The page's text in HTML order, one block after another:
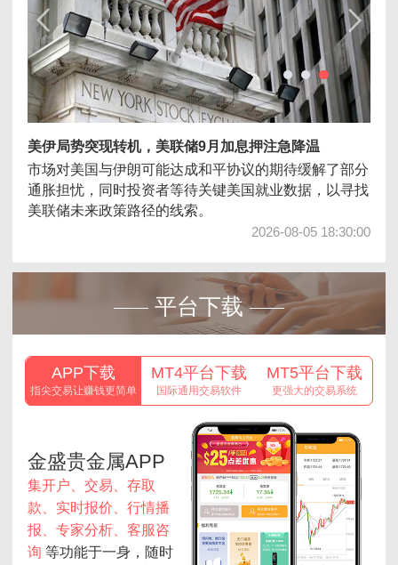
撑关键枢纽4305/4300，结构分水岭4295，上方同步压
制第一4365/4370，第二区间4385/4390区域。【个人
观点，仅供参考】
7月非农恐仅增8.3万，美联储降息预期再升温
美国7月就业增长预计仍将疲软，非农就业人数和失业
率可能维持相对稳定，但经济学家将重点关注表面数据
之外的指标，以判断劳动力市场的真实健康状况。
2026-08-07 10:09:00
平台下载
APP下载
指尖交易让赚钱更简单
MT4平台下载
国际通用交易软件
MT5平台下载
更强大的交易系统
金盛贵金属APP
集开户、交易、存取
款、实时报价、行情播
报、专家分析、客服咨
询 等功能于一身，随时